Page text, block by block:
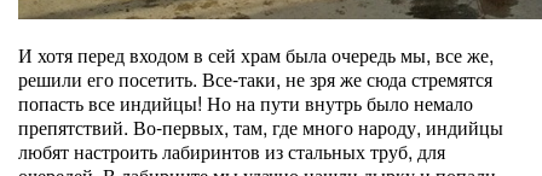
И хотя перед входом в сей храм была очередь мы, все же,
решили его посетить. Все-таки, не зря же сюда стремятся
попасть все индийцы! Но на пути внутрь было немало
препятствий. Во-первых, там, где много народу, индийцы
любят настроить лабиринтов из стальных труб, для